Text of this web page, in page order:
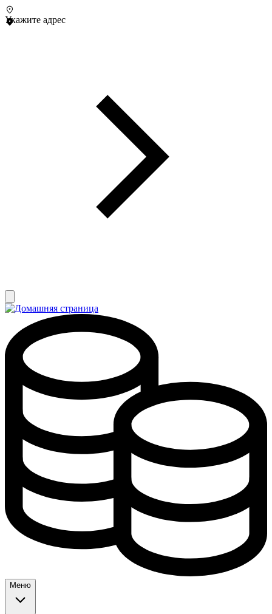
Укажите адрес
Меню